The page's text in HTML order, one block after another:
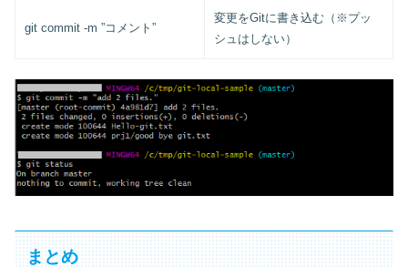
git commit -m ”コメント”
変更をGitに書き込む（※プッ
シュはしない）
まとめ